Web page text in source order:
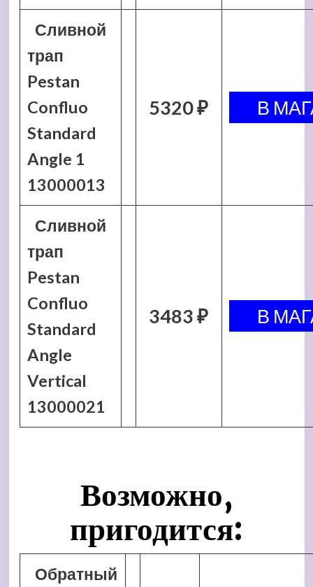
Сливной
трап
Pestan
Confluo
Standard
Angle 1
13000013
5320 ₽
Сливной
трап
Pestan
Confluo
Standard
Angle
Vertical
13000021
3483 ₽
Возможно,
пригодится:
Обратный